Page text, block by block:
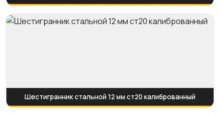
Шестигранник стальной 12 мм ст20 калиброванный